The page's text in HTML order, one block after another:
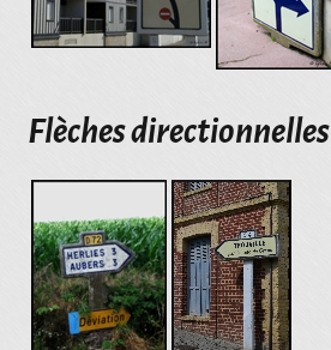
Flèches directionnelles